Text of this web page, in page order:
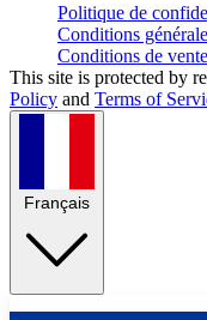
Politique de
Conditions
Conditions de vente
This site is protected by
Policy and Terms of
Français